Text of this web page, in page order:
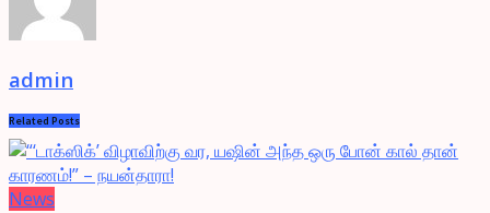
admin
Related Posts
News